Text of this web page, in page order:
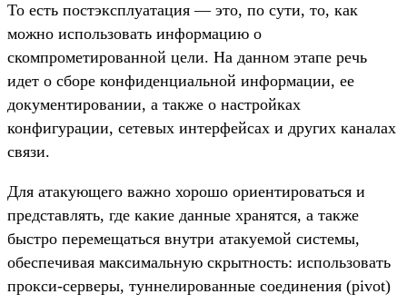
То есть постэксплуатация — это, по сути, то, как
можно использовать информацию о
скомпрометированной цели. На данном этапе речь
идет о сборе конфиденциальной информации, ее
документировании, а также о настройках
конфигурации, сетевых интерфейсах и других каналах
связи.
Для атакующего важно хорошо ориентироваться и
представлять, где какие данные хранятся, а также
быстро перемещаться внутри атакуемой системы,
обеспечивая максимальную скрытность: использовать
прокси-серверы, туннелированные соединения (pivot)